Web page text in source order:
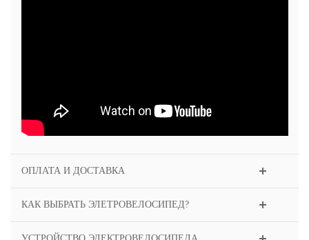
ОПЛАТА И ДОСТАВКА
КАК ВЫБРАТЬ ЭЛЕТРОВЕЛОСИПЕД?